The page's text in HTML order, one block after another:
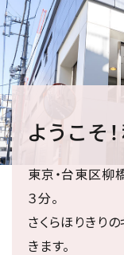
ようこそ
東京・台東区柳
３分。
さくらほりきり
きます。